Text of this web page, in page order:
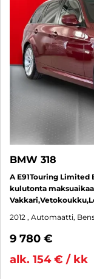
BMW 318
A E91Touring
kulutonta
2012 , Automaatti,
9 780 €
alk. 154 € / kk